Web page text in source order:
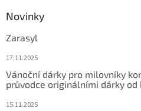
Novinky
Zarasyl
17.11.2025
Vánoční dárky pro milovníky
průvodce originálními dárky od
15.11.2025